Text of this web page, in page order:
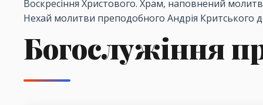
Воскресіння Христового. Храм, наповнений
Нехай молитви преподобного Андрія Критського
Богослужіння